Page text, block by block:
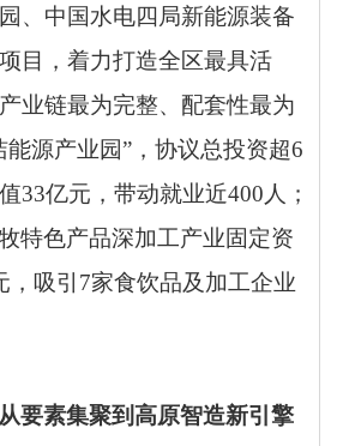
、中国水电四局新能源装备
目，着力打造全区最具活
业链最为完整、配套性最为
能源产业园”，协议总投资超6
33亿元，带动就业近400人；
色产品深加工产业固定资
，吸引7家食饮品及加工企业
要素集聚到高原智造新引擎